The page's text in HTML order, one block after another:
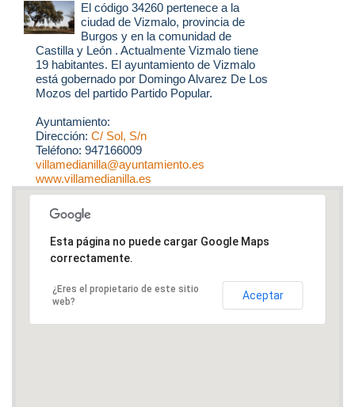
El código 34260 pertenece a la
ciudad de Vizmalo, provincia de
Burgos y en la comunidad de
Castilla y León . Actualmente Vizmalo tiene
19 habitantes. El ayuntamiento de Vizmalo
está gobernado por Domingo Alvarez De Los
Mozos del partido Partido Popular.
Ayuntamiento:
Dirección: C/ Sol, S/n
Teléfono: 947166009
villamedianilla@ayuntamiento.es
www.villamedianilla.es
Esta página no puede cargar Google Maps
correctamente.
¿Eres el propietario de este sitio
web?
Aceptar